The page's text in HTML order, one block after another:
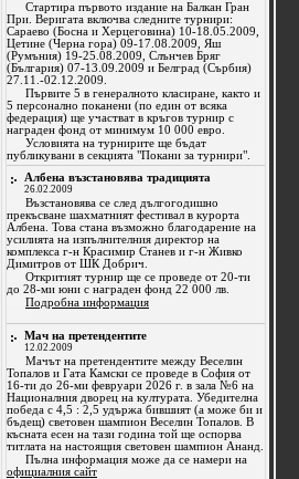
Стартира първото издание на Балкан Гран
При. Веригата включва следните турнири:
Сараево (Босна и Херцеговина) 10-18.05.2009,
Цетине (Черна гора) 09-17.08.2009, Яш
(Румъния) 19-25.08.2009, Слънчев Бряг
(България) 07-13.09.2009 и Белград (Сърбия)
27.11.-02.12.2009.
Първите 5 в генералното класиране, както и
5 персонално поканени (по един от всяка
федерация) ще участват в кръгов турнир с
награден фонд от минимум 10 000 евро.
Условията на турнирите ще бъдат
публикувани в секцията "Покани за турнири".
Албена възстановява традицията
26.02.2009
Възстановява се след дългогодишно
прекъсване шахматният фестивал в курорта
Албена. Това стана възможно благодарение на
усилията на изпълнителния директор на
комплекса г-н Красимир Станев и г-н Живко
Димитров от ШК Добрич.
Откритият турнир ще се проведе от 20-ти
до 28-ми юни с награден фонд 22 000 лв.
Подробна информация
Мач на претендентите
12.02.2009
Мачът на претендентите между Веселин
Топалов и Гата Камски се проведe в София от
16-ти до 26-ми февруари 2026 г. в зала №6 на
Националния дворец на културата. Убедителна
победа с 4,5 : 2,5 удържа бившият (а може би и
бъдещ) световен шампион Веселин Топалов. В
късната есен на тази година той ще оспорва
титлата на настоящия световен шампион Ананд.
Пълна информация може да се намери на
официалния сайт